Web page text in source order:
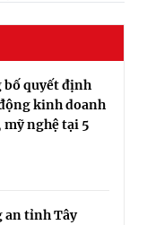
bố quyết định
kinh doanh
nghệ tại 5
an tỉnh Tây